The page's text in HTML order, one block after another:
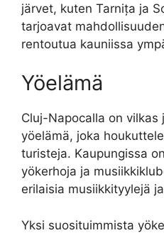
järvet, kuten Tarnița ja
tarjoavat
rentoutua kauniissa
Yöelämä
Cluj-Napocalla on vilkas
yöelämä, joka
turisteja. Kaupungissa
yökerhoja ja
erilaisia ​​musiikkityylejä
Yksi suosituimmista